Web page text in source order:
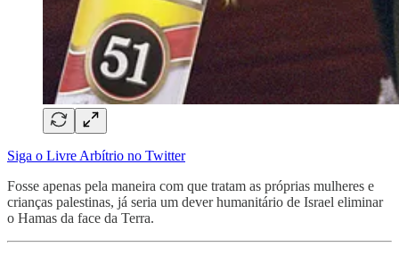
Siga o Livre Arbítrio no Twitter
Fosse apenas pela maneira com que tratam as próprias mulheres e
crianças palestinas, já seria um dever humanitário de Israel eliminar
o Hamas da face da Terra.